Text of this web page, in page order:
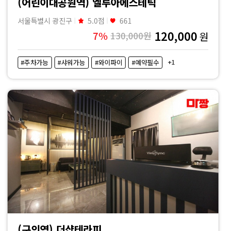
서울특별시 광진구 5.0점 661
7% 130,000원 120,000 원
#주차가능 #샤워가능 #와이파이 #예약필수 +1